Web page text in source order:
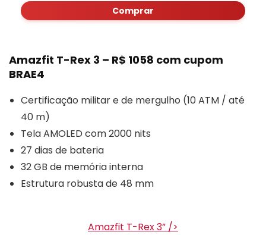
Comprar
Amazfit T-Rex 3 – R$ 1058 com cupom
BRAE4
Certificação militar e de mergulho (10 ATM / até
40 m)
Tela AMOLED com 2000 nits
27 dias de bateria
32 GB de memória interna
Estrutura robusta de 48 mm
Amazfit T-Rex 3” />